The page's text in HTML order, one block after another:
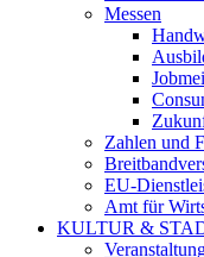
Messen
Zahlen und
EU-
Amt für
KULTUR &